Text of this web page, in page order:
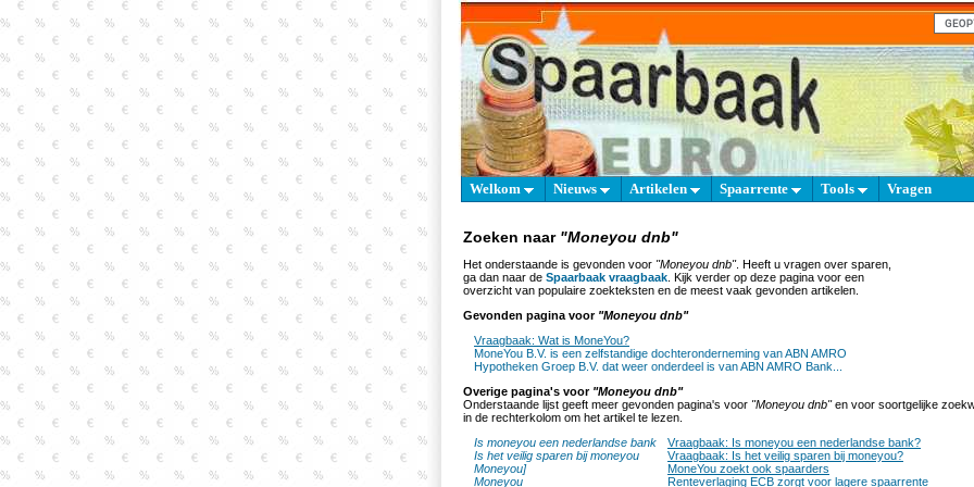
Welkom Nieuws Artikelen Spaarrente Tools Vragen
Zoeken naar "Moneyou dnb"
Het onderstaande is gevonden voor "Moneyou dnb". Heeft u vragen over sparen,
ga dan naar de Spaarbaak vraagbaak . Kijk verder op deze pagina voor een
overzicht van populaire zoekteksten en de meest vaak gevonden artikelen.
Gevonden pagina voor "Moneyou dnb"
Vraagbaak: Wat is MoneYou?
MoneYou B.V. is een zelfstandige dochteronderneming van ABN AMRO
Hypotheken Groep B.V. dat weer onderdeel is van ABN AMRO Bank...
Overige pagina's voor "Moneyou dnb"
Onderstaande lijst geeft meer gevonden pagina's voor "Moneyou dnb"en voor soortgelijke
in de rechterkolom om het artikel te lezen.
Is moneyou een nederlandse bank
Vraagbaak: Is moneyou een nederlandse bank?
Is het veilig sparen bij moneyou
Vraagbaak: Is het veilig sparen bij moneyou?
Moneyou]
MoneYou zoekt ook spaarders
Moneyou
Renteverlaging ECB zorgt voor lagere spaarrente